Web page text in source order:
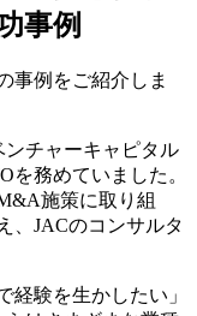
事例
事例をご紹介しま
ンチャーキャピタル
を務めていました。
施策に取り組
、JACのコンサルタ
経験を生かしたい」